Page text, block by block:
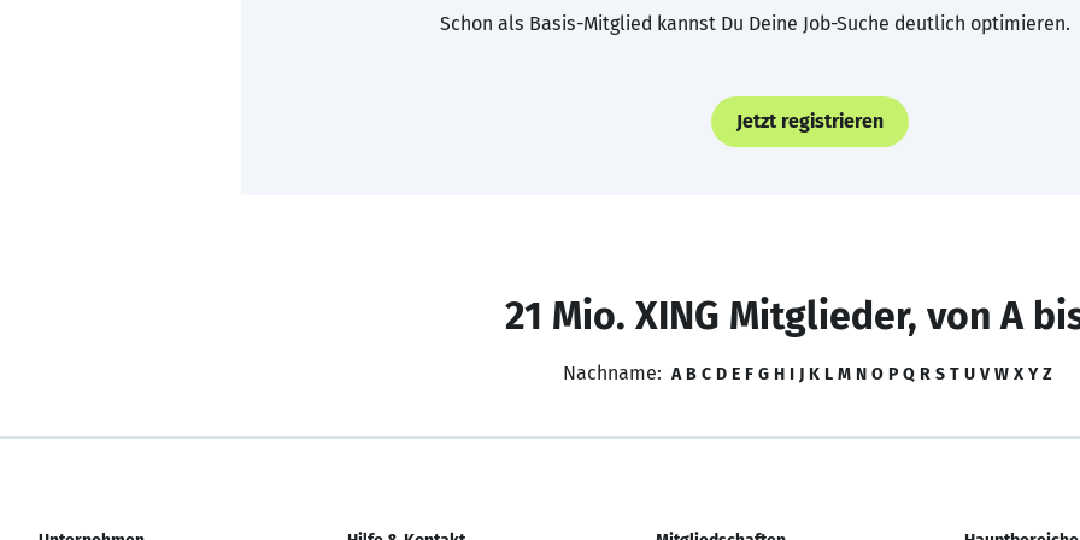
Schon als Basis-Mitglied kannst Du Deine Job-Suche deutlich optimieren.
Jetzt registrieren
21 Mio. XING Mitglieder, von A
Nachname: A B C D E F G H I J K L M N O P Q R S T U V W X Y Z